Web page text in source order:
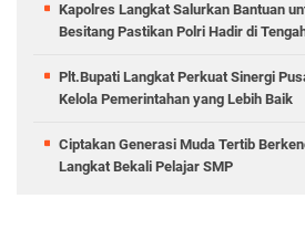
Kapolres Langkat Salurkan Bantuan
Besitang Pastikan Polri Hadir di
Plt.Bupati Langkat Perkuat Sinergi
Kelola Pemerintahan yang Lebih Baik
Ciptakan Generasi Muda Tertib
Langkat Bekali Pelajar SMP